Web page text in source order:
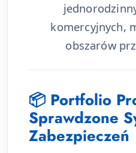
komercyjnych,
obszarów
📦 Portfolio
Sprawdzone
Zabezpieczeń